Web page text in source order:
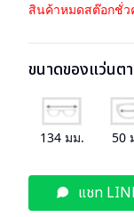
สินค้าหมดสต๊อกชั่ว
ขนาดของแว่นตา
134 มม. 50
แชท